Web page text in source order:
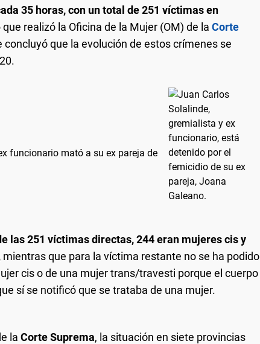
35 horas, con un total de 251 víctimas en
realizó la Oficina de la Mujer (OM) de la Corte
concluyó que la evolución de estos crímenes se
funcionario mató a su ex pareja de
las 251 víctimas directas, 244 eran mujeres cis y
mientras que para la víctima restante no se ha podido
cis o de una mujer trans/travesti porque el cuerpo
sí se notificó que se trataba de una mujer.
la Corte Suprema, la situación en siete provincias